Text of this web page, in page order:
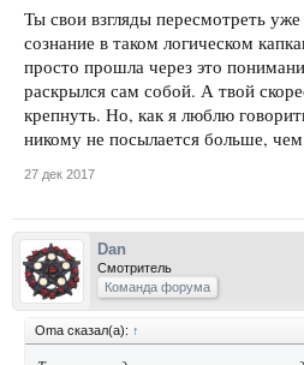
Ты свои взгляды пересмотреть
сознание в таком логическом
просто прошла через это
раскрылся сам собой. А твой
крепнуть. Но, как я люблю
никому не посылается больше,
27 дек 2017
Dan
Смотритель
Команда форума
Oma сказал(а): ↑